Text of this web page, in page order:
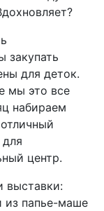
закупать
для деток.
мы это все
набираем
центр.
выставки:
из папье-маше